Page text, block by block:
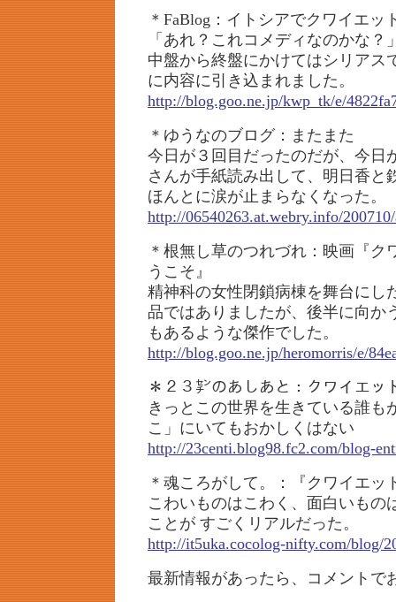
＊FaBlog：イトシアでクワイエッ
「あれ？これコメディなのかな
中盤から終盤にかけてはシリアス
に内容に引き込まれました。
http://blog.goo.ne.jp/kwp_tk/e/
＊ゆうなのブログ：またまた
今日が３回目だったのだが、今日
さんが手紙読み出して、明日香と
ほんとに涙が止まらなくなった。
http://06540263.at.webry.info/
＊根無し草のつれづれ：映画『ク
うこそ』
精神科の女性閉鎖病棟を舞台にし
品ではありましたが、後半に向か
もあるような傑作でした。
http://blog.goo.ne.jp/heromorris/e/
＊２３㌢のあしあと：クワイエッ
きっとこの世界を生きている誰も
こ」にいてもおかしくはない
http://23centi.blog98.fc2.com/blog-
＊魂ころがして。：『クワイエッ
こわいものはこわく、面白いもの
ことが すごくリアルだった。
http://it5uka.cocolog-nifty.com/blog/
最新情報があったら、コメントで